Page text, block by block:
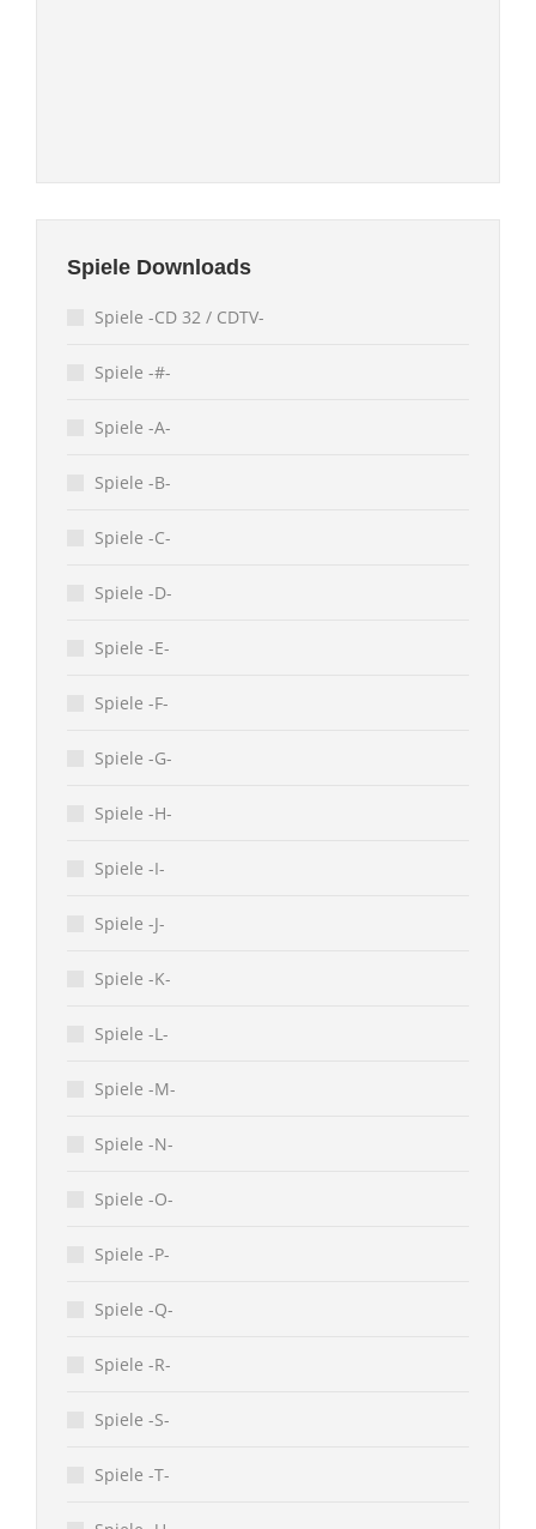
Spiele Downloads
Spiele -CD 32 / CDTV-
Spiele -#-
Spiele -A-
Spiele -B-
Spiele -C-
Spiele -D-
Spiele -E-
Spiele -F-
Spiele -G-
Spiele -H-
Spiele -I-
Spiele -J-
Spiele -K-
Spiele -L-
Spiele -M-
Spiele -N-
Spiele -O-
Spiele -P-
Spiele -Q-
Spiele -R-
Spiele -S-
Spiele -T-